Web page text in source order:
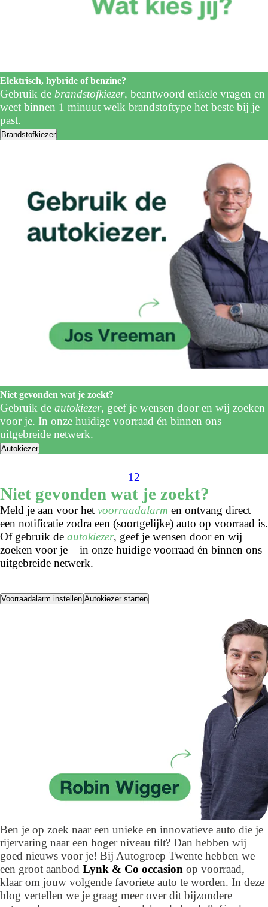
Elektrisch, hybride of benzine?
Gebruik de brandstofkiezer, beantwoord enkele vragen en
weet binnen 1 minuut welk brandstoftype het beste bij je
past.
Brandstofkiezer
Niet gevonden wat je zoekt?
Gebruik de autokiezer, geef je wensen door en wij zoeken
voor je. In onze huidige voorraad én binnen ons
uitgebreide netwerk.
Autokiezer
12
Niet gevonden wat je zoekt?
Meld je aan voor het voorraadalarm en ontvang direct
een notificatie zodra een (soortgelijke) auto op voorraad is.
Of gebruik de autokiezer, geef je wensen door en wij
zoeken voor je – in onze huidige voorraad én binnen ons
uitgebreide netwerk.
Voorraadalarm instellen Autokiezer starten
Ben je op zoek naar een unieke en innovatieve auto die je
rijervaring naar een hoger niveau tilt? Dan hebben wij
goed nieuws voor je! Bij Autogroep Twente hebben we
een groot aanbod Lynk & Co occasion op voorraad,
klaar om jouw volgende favoriete auto te worden. In deze
blog vertellen we je graag meer over dit bijzondere